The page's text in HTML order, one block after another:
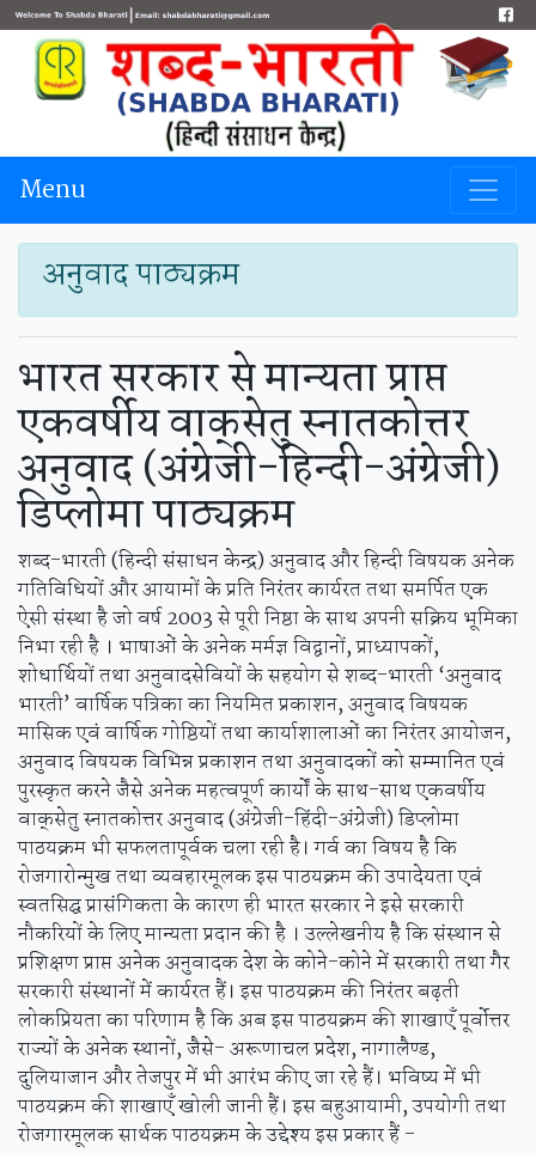
Menu
अनुवाद पाठ्यक्रम
भारतसरकार से मान्यता प्राप्त
एकवर्षीय वाक्‌सेतु स्नातकोत्तर
अनुवाद (अंग्रेजी-हिन्दी-अंग्रेजी)
डिप्लोमा पाठ्यक्रम
शब्द-भारती (हिन्दी संसाधन केन्द्र) अनुवाद और हिन्दी विषयक अनेक
गतिविधियों और आयामों के प्रति निरंतर कार्यरत तथा समर्पित एक
ऐसी संस्था है जो वर्ष 2003 से पूरी निष्ठा के साथ अपनी सक्रिय भूमिका
निभा रही है । भाषाओं के अनेक मर्मज्ञ विद्वानों, प्राध्यापकों,
शोधार्थियों तथा अनुवादसेवियों के सहयोग से शब्द-भारती ‘अनुवाद
भारती’ वार्षिक पत्रिका का नियमित प्रकाशन, अनुवाद विषयक
मासिक एवं वार्षिक गोष्ठियों तथा कार्याशालाओं का निरंतर आयोजन,
अनुवाद विषयक विभिन्न प्रकाशन तथा अनुवादकों को सम्मानित एवं
पुरस्कृत करने जैसे अनेक महत्वपूर्ण कार्यों के साथ-साथ एकवर्षीय
वाक्‌सेतु स्नातकोत्तर अनुवाद (अंग्रेजी-हिंदी-अंग्रेजी) डिप्लोमा
पाठयक्रम भी सफलतापूर्वक चला रही है। गर्व का विषय है कि
रोजगारोन्मुख तथा व्यवहारमूलक इस पाठयक्रम की उपादेयता एवं
स्वतसिद्घ प्रासंगिकता के कारण ही भारत सरकार ने इसे सरकारी
नौकरियों के लिए मान्यता प्रदान की है । उल्लेखनीय है कि संस्थान से
प्रशिक्षण प्राप्त अनेक अनुवादक देश के कोने-कोने में सरकारी तथा गैर
सरकारी संस्थानों में कार्यरत हैं। इस पाठयक्रम की निरंतर बढ़ती
लोकप्रियता का परिणाम है कि अब इस पाठयक्रम की शाखाएँ पूर्वोत्तर
राज्यों के अनेक स्थानों, जैसे- अरूणाचल प्रदेश, नागालैण्ड,
दुलियाजान और तेजपुर में भी आरंभ कीए जा रहे हैं। भविष्य में भी
पाठयक्रम की शाखाएँ खोली जानी हैं। इस बहुआयामी, उपयोगी तथा
रोजगारमूलक सार्थक पाठयक्रम के उद्देश्य इस प्रकार हैं -